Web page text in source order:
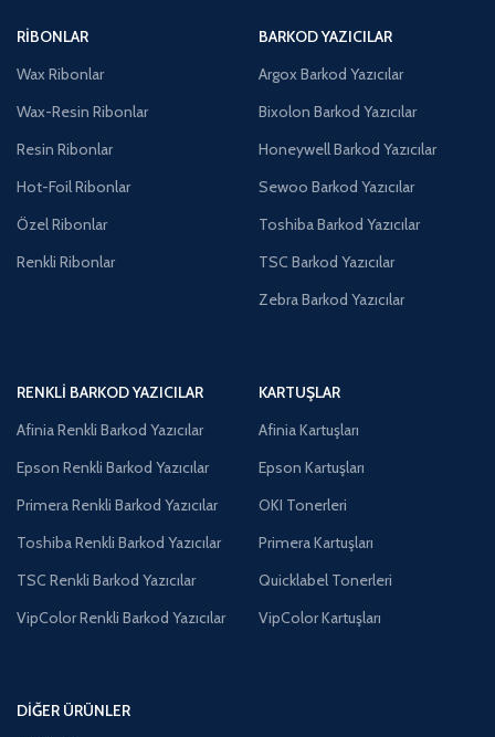
RIBONLAR
Wax Ribonlar
Wax-Resin Ribonlar
Resin Ribonlar
Hot-Foil Ribonlar
Özel Ribonlar
Renkli Ribonlar
BARKOD YAZICILAR
Argox Barkod Yazıcılar
Bixolon Barkod Yazıcılar
Honeywell Barkod Yazıcılar
Sewoo Barkod Yazıcılar
Toshiba Barkod Yazıcılar
TSC Barkod Yazıcılar
Zebra Barkod Yazıcılar
RENKLI BARKOD YAZICILAR
Afinia Renkli Barkod Yazıcılar
Epson Renkli Barkod Yazıcılar
Primera Renkli Barkod Yazıcılar
Toshiba Renkli Barkod Yazıcılar
TSC Renkli Barkod Yazıcılar
VipColor Renkli Barkod Yazıcılar
KARTUŞLAR
Afinia Kartuşları
Epson Kartuşları
OKI Tonerleri
Primera Kartuşları
Quicklabel Tonerleri
VipColor Kartuşları
DIĞER ÜRÜNLER